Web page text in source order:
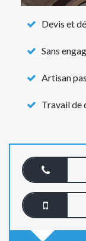
Devis et
Sans
Artisan
Travail de